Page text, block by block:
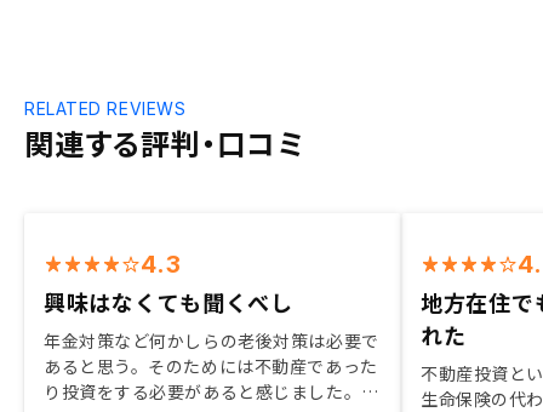
関連する評判・口コミ
RELATED REVIEWS
4.3
興味はなくても聞くべし
年金対策など何かしらの老後対策は必要で
あると思う。そのためには不動産であった
り投資をする必要があると感じました。当
地方在住で
れた
不動産投資と
生命保険の代